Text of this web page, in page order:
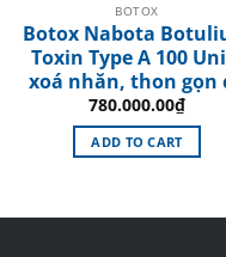
BOTOX
Botox Nabota
Toxin Type A 100
xoá nhăn, thon gọn
780.000.00₫
ADD TO CART